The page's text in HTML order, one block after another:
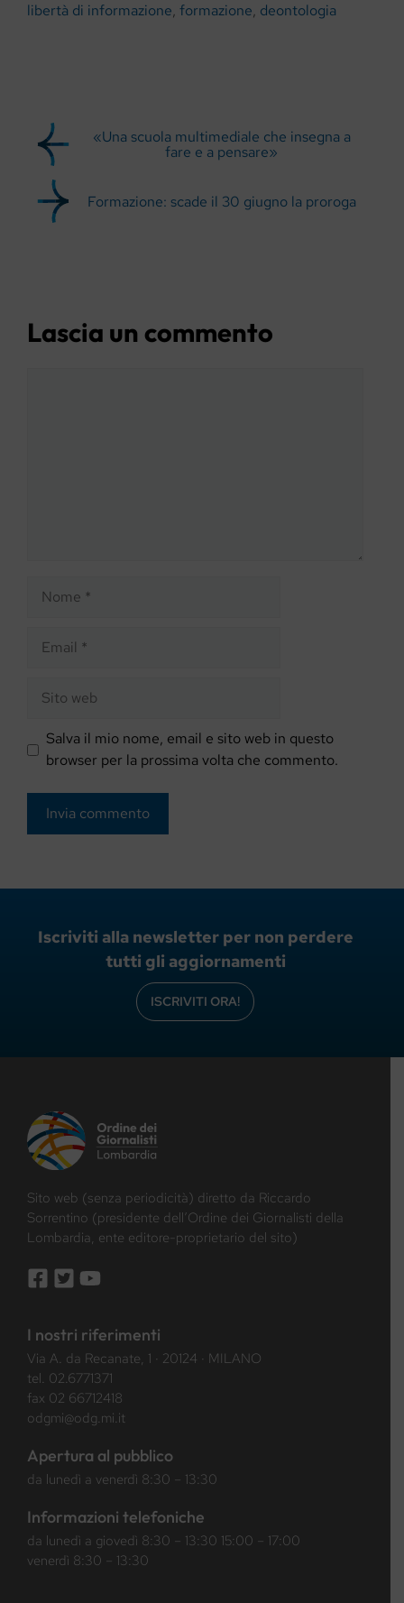
libertà di informazione, formazione, deontologia
«Una scuola multimediale che insegna a
fare e a pensare»
Formazione: scade il 30 giugno la proroga
Lascia un commento
web
Salva il mio nome, email e sito web in questo
browser per la prossima volta che commento.
Iscriviti alla newsletter per non perdere
tutti gli aggiornamenti
ISCRIVITI ORA!
Sito web (senza periodicità) diretto da Riccardo
Sorrentino (presidente dell’Ordine dei Giornalisti della
Lombardia, ente editore-proprietario del sito)
I nostri riferimenti
Via A. da Recanate, 1 · 20124 · MILANO
tel. 02.6771371
fax 02 66712418
odgmi@odg.mi.it
Apertura al pubblico
da lunedì a venerdì 8:30 – 13:30
Informazioni telefoniche
da lunedì a giovedì 8:30 – 13:30 15:00 – 17:00
venerdì 8:30 – 13:30